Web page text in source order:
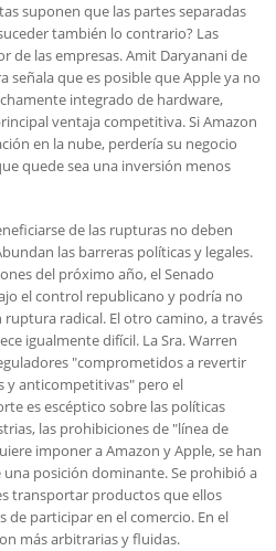
suponen que las partes separadas
también lo contrario? Las
de las empresas. Amit Daryanani de
señala que es posible que Apple ya no
integrado de hardware,
ventaja competitiva. Si Amazon
en la nube, perdería su negocio
quede sea una inversión menos
de las rupturas no deben
las barreras políticas y legales.
del próximo año, el Senado
el control republicano y podría no
radical. El otro camino, a través
igualmente difícil. La Sra. Warren
"comprometidos a revertir
y anticompetitivas" pero el
es escéptico sobre las políticas
las prohibiciones de "línea de
imponer a Amazon y Apple, se han
posición dominante. Se prohibió a
transportar productos que ellos
participar en el comercio. En el
más arbitrarias y fluidas.